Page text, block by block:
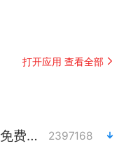
打开应用 查看全部
东航：国内客票提前14天免费退改 2397168